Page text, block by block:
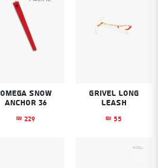
Grivel Long
leash
₪ 55
Omega Snow
Anchor 36
₪ 229